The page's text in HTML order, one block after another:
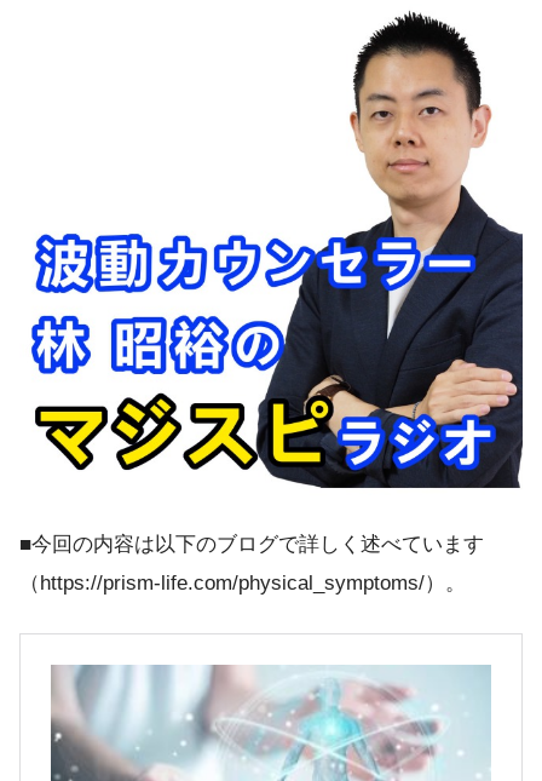
■今回の内容は以下のブログで詳しく述べています
（https://prism-life.com/physical_symptoms/）。